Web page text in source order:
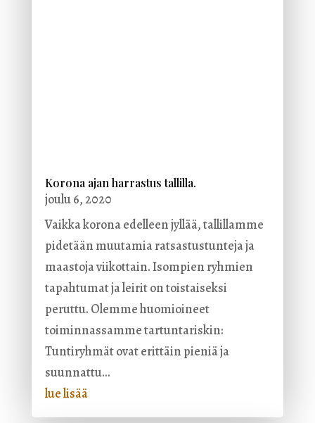
Korona ajan harrastus tallilla.
joulu 6, 2020
Vaikka korona edelleen jyllää, tallillamme
pidetään muutamia ratsastustunteja ja
maastoja viikottain. Isompien ryhmien
tapahtumat ja leirit on toistaiseksi
peruttu. Olemme huomioineet
toiminnassamme tartuntariskin:
Tuntiryhmät ovat erittäin pieniä ja
suunnattu...
lue lisää